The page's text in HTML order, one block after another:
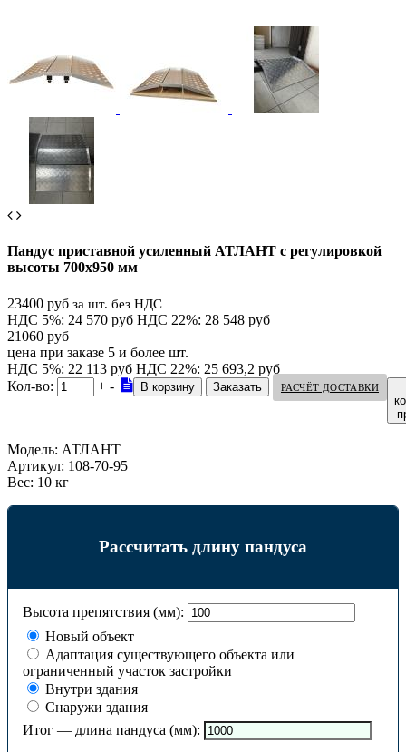
Пандус приставной усиленный АТЛАНТ с регулировкой
высоты 700х950 мм
23400 руб за шт. без НДС
НДС 5%: 24 570 руб НДС 22%: 28 548 руб
21060 руб
цена при заказе 5 и более шт.
НДС 5%: 22 113 руб НДС 22%: 25 693,2 руб
Кол-во:
+ - РАСЧЁТ ДОСТАВКИ
Модель: АТЛАНТ
Артикул: 108-70-95
Вес: 10 кг
Рассчитать длину пандуса
Высота препятствия (мм):
Новый объект
Адаптация существующего объекта или
ограниченный участок застройки
Внутри здания
Снаружи здания
Итог — длина пандуса (мм):